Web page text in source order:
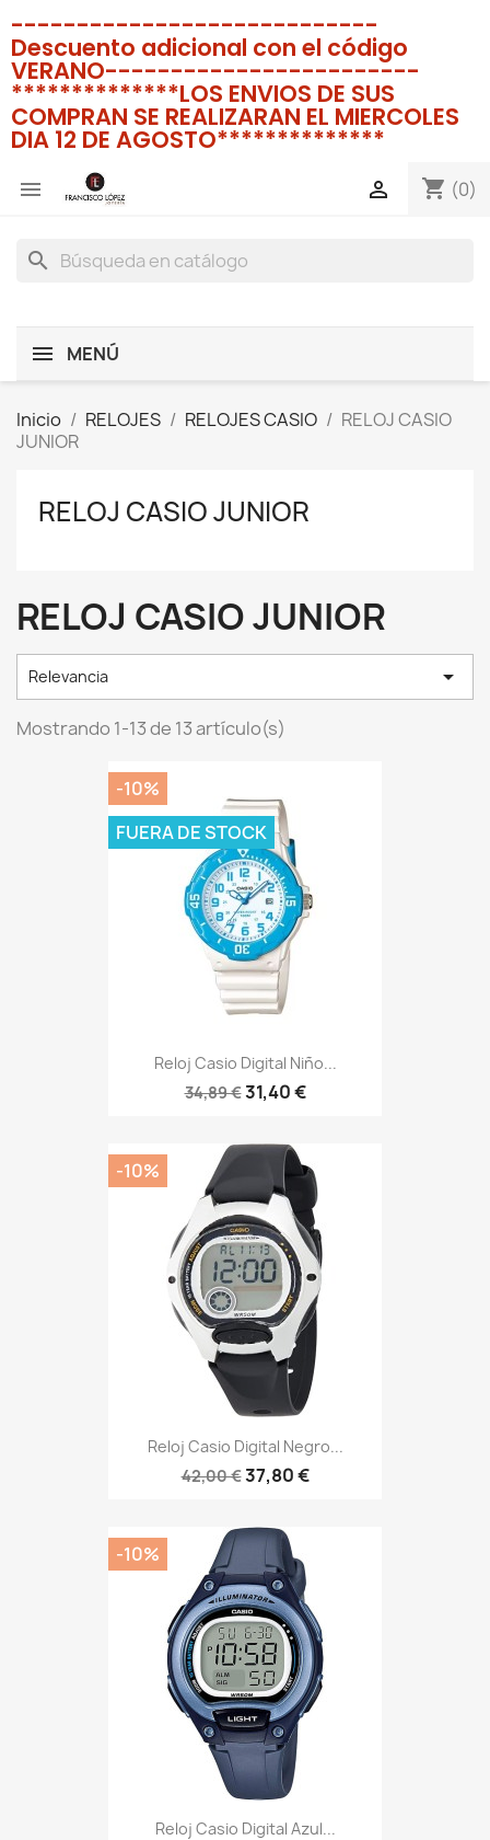
----------------------------
Descuento adicional con el código
VERANO------------------------
**************LOS ENVIOS DE SUS
COMPRAN SE REALIZARAN EL MIERCOLES
DIA 12 DE AGOSTO**************
 shopping_cart (0)

search
MENÚ
Inicio RELOJES RELOJES CASIO
RELOJ CASIO
JUNIOR
RELOJ CASIO JUNIOR
RELOJ CASIO JUNIOR
Relevancia 
Mostrando 1-13 de 13 artículo(s)
Reloj Casio Digital Niño...
34,89 €31,40 €
-10%
FUERA DE STOCK
Reloj Casio Digital Negro...
42,00 €37,80 €
-10%
Reloj Casio Digital Azul...
-10%